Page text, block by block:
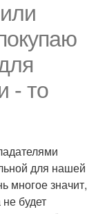
- то
для нашей
многое значит,
будет